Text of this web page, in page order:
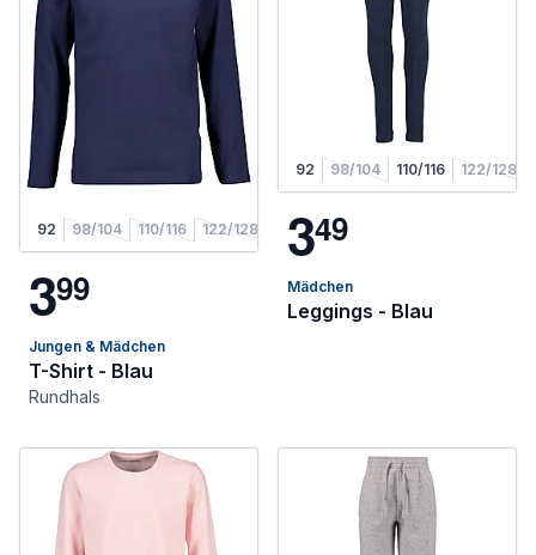
92 98/104 110/116 122/128
399
Jungen & Mädchen
T-Shirt - Blau
Rundhals
92 98/104 110/116 122/128
349
Mädchen
Leggings - Blau